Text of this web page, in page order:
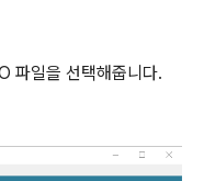
파일을 선택해줍니다.